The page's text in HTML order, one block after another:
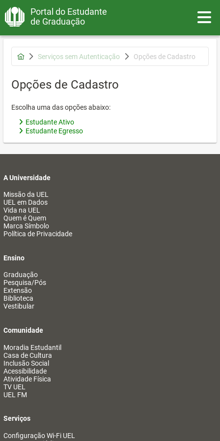
Portal do Estudante
de Graduação
Serviços sem Autenticação Opções de Cadastro
Opções de Cadastro
Escolha uma das opções abaixo:
Estudante Ativo
Estudante Egresso
A Universidade
Missão da UEL
UEL em Dados
Vida na UEL
Quem é Quem
Marca Símbolo
Política de Privacidade
Ensino
Graduação
Pesquisa/Pós
Extensão
Biblioteca
Vestibular
Comunidade
Moradia Estudantil
Casa de Cultura
Inclusão Social
Acessibilidade
Atividade Física
TV UEL
UEL FM
Serviços
Configuração Wi-Fi UEL